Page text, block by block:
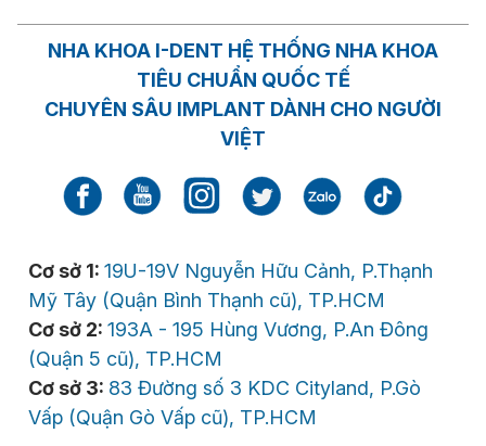
NHA KHOA I-DENT HỆ THỐNG NHA KHOA
TIÊU CHUẨN QUỐC TẾ
CHUYÊN SÂU IMPLANT DÀNH CHO NGƯỜI
VIỆT
Cơ sở 1: 19U-19V Nguyễn Hữu Cảnh, P.Thạnh
Mỹ Tây (Quận Bình Thạnh cũ), TP.HCM
Cơ sở 2: 193A - 195 Hùng Vương, P.An Đông
(Quận 5 cũ), TP.HCM
Cơ sở 3: 83 Đường số 3 KDC Cityland, P.Gò
Vấp (Quận Gò Vấp cũ), TP.HCM